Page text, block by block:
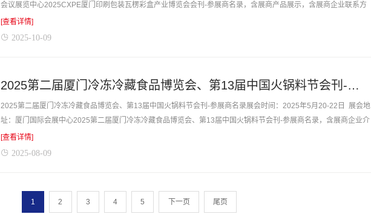
会议展览中心2025CXPE厦门印刷包装瓦楞彩盒产业博览会会刊-参展商名录，含展商产品展示，含展商企业联系方
式等...
[查看详情]
2025-10-09
2025第二届厦门冷冻冷藏食品博览会、第13届中国火锅料节会刊-中国冻博会参展商名录
2025第二届厦门冷冻冷藏食品博览会、第13届中国火锅料节会刊-参展商名录展会时间：2025年5月20-22日 展会地
址：厦门国际会展中心2025第二届厦门冷冻冷藏食品博览会、第13届中国火锅料节会刊-参展商名录，含展商企业介
绍，含展...
[查看详情]
2025-08-09
1 2 3 4 5 下一页 尾页